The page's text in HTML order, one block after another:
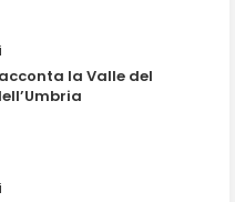
la Valle del